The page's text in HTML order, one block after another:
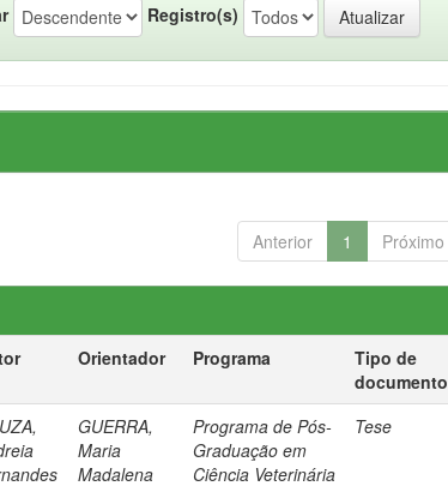
Registro(s)
Anterior 1 Próximo
Orientador Programa
Tipo de
documento
GUERRA,
Maria
Madalena
Programa de Pós-
Graduação em
Ciência Veterinária
Tese